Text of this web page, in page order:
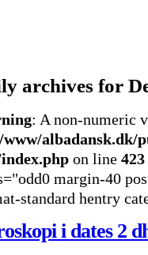
archives for
: A non-numeric
albadansk.dk/
on line 423
margin-40
standard hentry
i dates 2